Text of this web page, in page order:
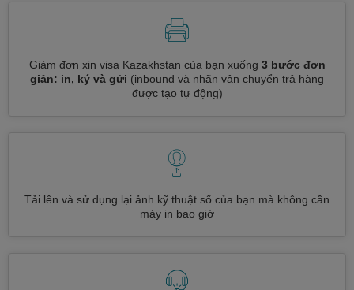
Giảm đơn xin visa Kazakhstan của bạn xuống 3 bước đơn
giản: in, ký và gửi (inbound và nhãn vận chuyển trả hàng
được tạo tự động)
Tải lên và sử dụng lại ảnh kỹ thuật số của bạn mà không cần
máy in bao giờ